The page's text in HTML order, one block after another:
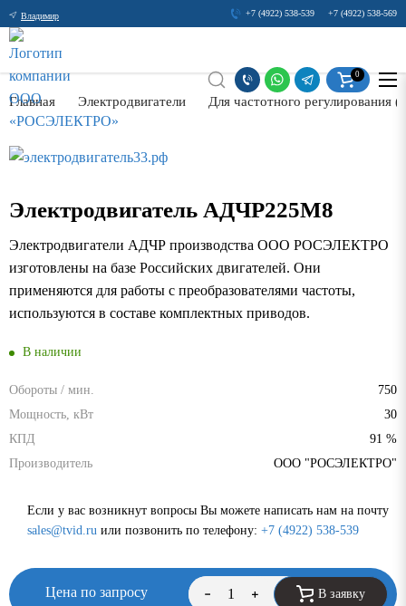
Владимир +7 (4922) 538-539 +7 (4922) 538-569
0
Главная Электродвигатели Для частотного регулирования
Электродвигатель АДЧР225М8
Электродвигатели АДЧР производства ООО РОСЭЛЕКТРО
изготовлены на базе Российских двигателей. Они
применяются для работы с преобразователями частоты,
используются в составе комплектных приводов.
В наличии
Обороты / мин.
750
Мощность, кВт
30
КПД
91 %
Производитель
ООО "РОСЭЛЕКТРО"
Если у вас возникнут вопросы Вы можете написать нам на почту
sales@tvid.ru или позвонить по телефону: +7 (4922) 538-539
Цена по запросу В заявку